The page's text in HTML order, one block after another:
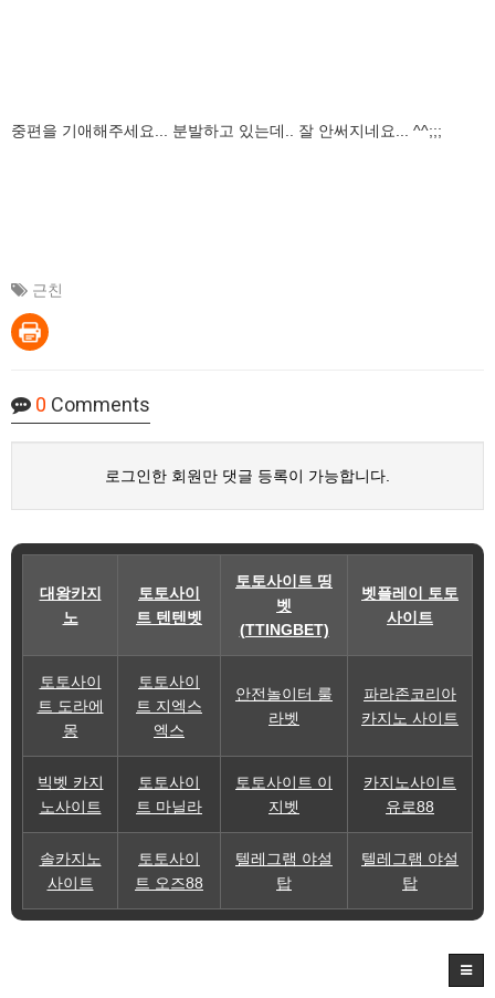
중편을 기애해주세요... 분발하고 있는데.. 잘 안써지네요... ^^;;;
근친
0 Comments
로그인한 회원만 댓글 등록이 가능합니다.
대왕카지
노
토토사이
트 텐텐벳
토토사이트 띵
벳
(TTINGBET)
벳플레이 토토
사이트
토토사이
트 도라에
몽
토토사이
트 지엑스
엑스
안전놀이터 룰
라벳
파라존코리아
카지노 사이트
빅벳 카지
노사이트
토토사이
트 마닐라
토토사이트 이
지벳
카지노사이트
유로88
솔카지노
사이트
토토사이
트 오즈88
텔레그램 야설
탑
텔레그램 야설
탑